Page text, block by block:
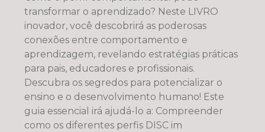
transformar o aprendizado? Neste LIVRO
inovador, você descobrirá as poderosas
conexões entre comportamento e
aprendizagem, revelando estratégias práticas
para pais, educadores e profissionais.
Descubra os segredos para potencializar o
ensino e o desenvolvimento humano! Este
guia essencial irá ajudá-lo a: Compreender
como os diferentes perfis DISC im